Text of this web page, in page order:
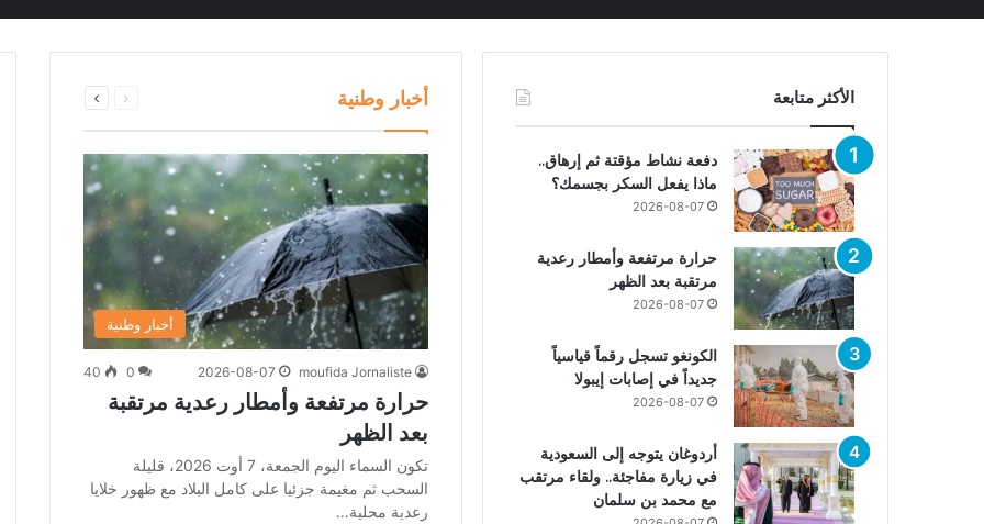
أخبار وطنية الصفحةالصفحة
أخبار وطنية
moufida Jornaliste
2026-08-07
0
40
حرارة مرتفعة وأمطار رعدية مرتقبة
بعد الظهر
تكون السماء اليوم الجمعة، 7 أوت 2026، قليلة
السحب ثم مغيمة جزئيا على كامل البلاد مع ظهور خلايا
رعدية محلية…
الأكثر متابعة
دفعة نشاط مؤقتة ثم إرهاق..
ماذا يفعل السكر بجسمك؟
2026-08-07
حرارة مرتفعة وأمطار رعدية
مرتقبة بعد الظهر
2026-08-07
الكونغو تسجل رقماً قياسياً
جديداً في إصابات إيبولا
2026-08-07
أردوغان يتوجه إلى السعودية
في زيارة مفاجئة.. ولقاء مرتقب
مع محمد بن سلمان